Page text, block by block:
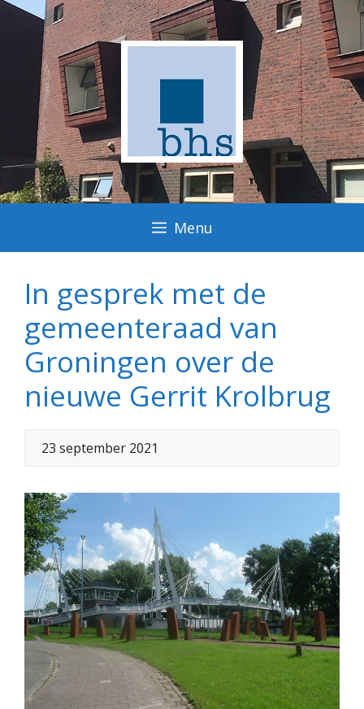
Ga
inhoud
Menu
In gesprek met de
gemeenteraad van
Groningen over de
nieuwe Gerrit Krolbrug
23 september 2021